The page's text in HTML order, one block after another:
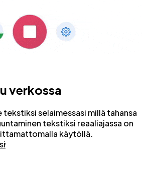
verkossa
selaimessasi millä tahansa
tekstiksi reaaliajassa on
käytöllä.